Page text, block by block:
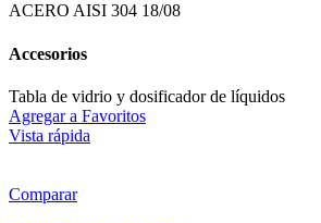
ACERO AISI 304 18/08
Accesorios
Tabla de vidrio y dosificador de líquidos
Agregar a Favoritos
Vista rápida
Comparar